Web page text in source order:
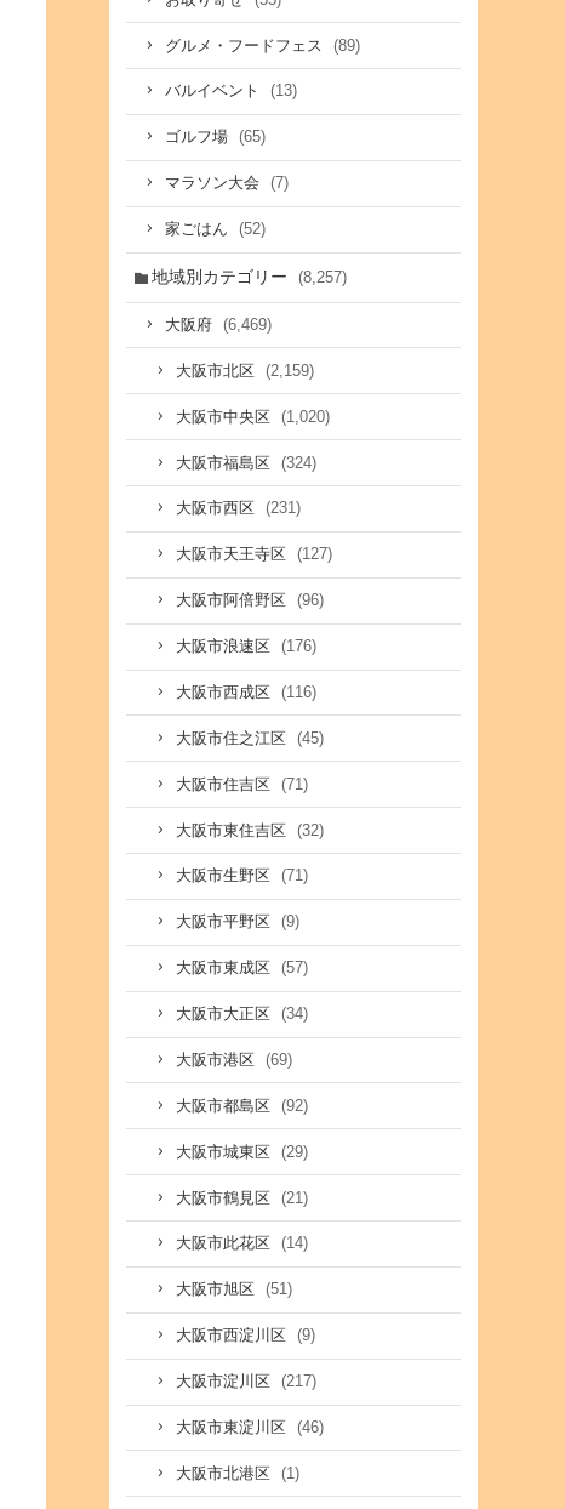
グルメ・フードフェス (89)
バルイベント (13)
ゴルフ場 (65)
マラソン大会 (7)
家ごはん (52)
地域別カテゴリー (8,257)
大阪府 (6,469)
大阪市北区 (2,159)
大阪市中央区 (1,020)
大阪市福島区 (324)
大阪市西区 (231)
大阪市天王寺区 (127)
大阪市阿倍野区 (96)
大阪市浪速区 (176)
大阪市西成区 (116)
大阪市住之江区 (45)
大阪市住吉区 (71)
大阪市東住吉区 (32)
大阪市生野区 (71)
大阪市平野区 (9)
大阪市東成区 (57)
大阪市大正区 (34)
大阪市港区 (69)
大阪市都島区 (92)
大阪市城東区 (29)
大阪市鶴見区 (21)
大阪市此花区 (14)
大阪市旭区 (51)
大阪市西淀川区 (9)
大阪市淀川区 (217)
大阪市東淀川区 (46)
大阪市北港区 (1)